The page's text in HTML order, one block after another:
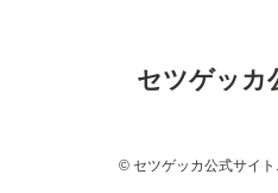
セツゲッカ
© セツゲッカ公式サイ